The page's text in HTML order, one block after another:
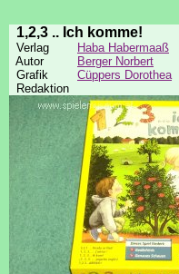
1,2,3 .. Ich komme!
Verlag
Haba Habermaaß
Autor
Berger Norbert
Grafik
Cüppers Dorothea
Redaktion